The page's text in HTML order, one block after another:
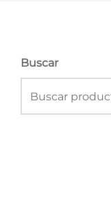
Buscar